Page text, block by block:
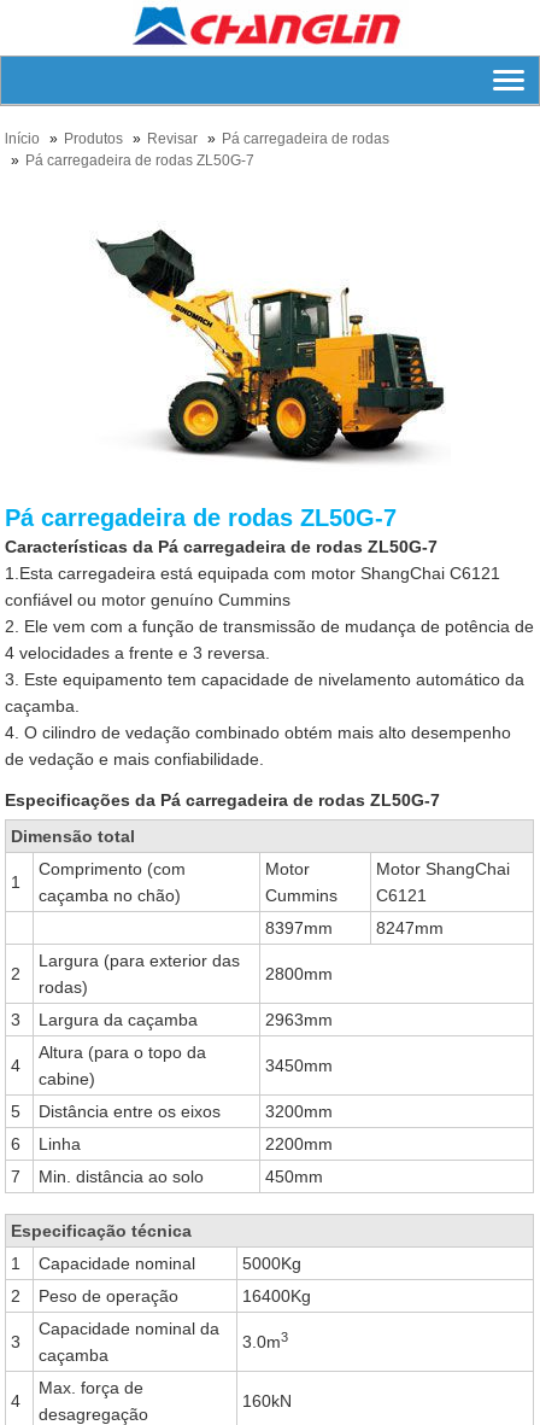
lnício Produtos Revisar
Pá carregadeira de rodas
Pá carregadeira de rodas ZL50G-7
Pá carregadeira de rodas ZL50G-7
Características da Pá carregadeira de rodas ZL50G-7
1.Esta carregadeira está equipada com motor ShangChai C6121
confiável ou motor genuíno Cummins
2. Ele vem com a função de transmissão de mudança de potência de
4 velocidades a frente e 3 reversa.
3. Este equipamento tem capacidade de nivelamento automático da
caçamba.
4. O cilindro de vedação combinado obtém mais alto desempenho
de vedação e mais confiabilidade.
Especificações da Pá carregadeira de rodas ZL50G-7
Dimensão total
1
Comprimento (com
caçamba no chão)
Motor
Cummins
Motor ShangChai
C6121
8397mm
8247mm
2
Largura (para exterior das
rodas)
2800mm
3 Largura da caçamba 2963mm
4
Altura (para o topo da
cabine)
3450mm
5 Distância entre os eixos
3200mm
6
Linha
2200mm
7
Min. distância ao solo 450mm
Especificação técnica
1
Capacidade nominal
5000Kg
2
Peso de operação 16400Kg
3
Capacidade nominal da
caçamba
3.0m3
4
Max. força de
desagregação
160kN